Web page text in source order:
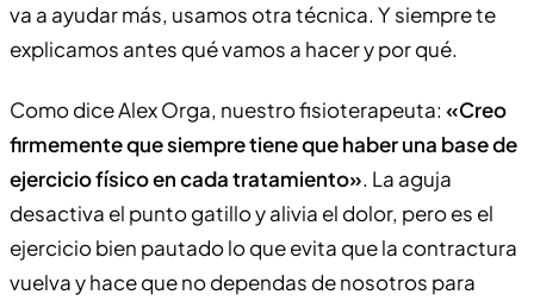
va a ayudar más, usamos otra técnica. Y siempre te
explicamos antes qué vamos a hacer y por qué.
Como dice Alex Orga, nuestro fisioterapeuta:«Creo
firmemente que siempre tiene que haber una base de
ejercicio físico en cada tratamiento». La aguja
desactiva el punto gatillo y alivia el dolor, pero es el
ejercicio bien pautado lo que evita que la contractura
vuelva y hace que no dependas de nosotros para